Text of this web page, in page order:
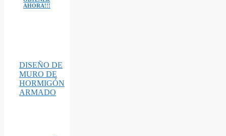
AHORA!!!
DISEÑO DE
MURO DE
HORMIGÓN
ARMADO